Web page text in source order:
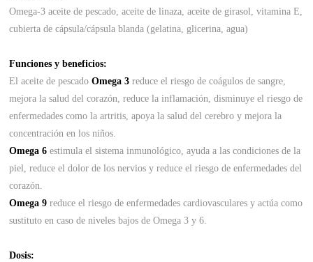
Omega-3 aceite de pescado, aceite de linaza, aceite de girasol, vitamina E,
cubierta de cápsula/cápsula blanda (gelatina, glicerina, agua)
Funciones y beneficios:
El aceite de pescadoOmega 3 reduce el riesgo de coágulos de sangre,
mejora la salud del corazón, reduce la inflamación, disminuye el riesgo de
enfermedades como la artritis, apoya la salud del cerebro y mejora la
concentración en los niños.
Omega 6 estimula el sistema inmunológico, ayuda a las condiciones de la
piel, reduce el dolor de los nervios y reduce el riesgo de enfermedades del
corazón.
Omega 9 reduce el riesgo de enfermedades cardiovasculares y actúa como
sustituto en caso de niveles bajos de Omega 3 y 6.
Dosis: